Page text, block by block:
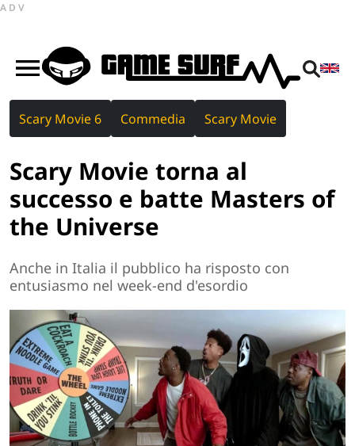
ADV
Scary Movie 6 Commedia Scary Movie
Scary Movie torna al
successo e batte Masters of
the Universe
Anche in Italia il pubblico ha risposto con
entusiasmo nel week-end d'esordio